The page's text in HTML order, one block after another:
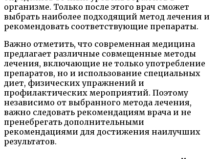
организме. Только после этого врач сможет
выбрать наиболее подходящий метод лечения и
рекомендовать соответствующие препараты.
Важно отметить, что современная медицина
предлагает различные совмещенные методы
лечения, включающие не только употребление
препаратов, но и использование специальных
диет, физических упражнений и
профилактических мероприятий. Поэтому
независимо от выбранного метода лечения,
важно следовать рекомендациям врача и не
пренебрегать дополнительными
рекомендациями для достижения наилучших
результатов.